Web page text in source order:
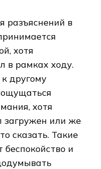
разъяснений в
хотя
в рамках ходу.
другому
хотя
загружен или же
сказать. Такие
беспокойство и